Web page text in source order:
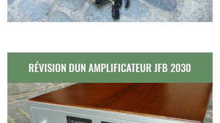
RÉVISION DUN AMPLIFICATEUR JFB 2030